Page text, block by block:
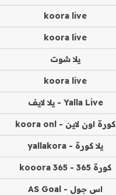
koora live
koora live
يلا شوت
koora live
Yalla Live - يلا لايف
كورة اون لاين - koora onl
يلا كورة - yallakora
كورة 365 - kooora 365
اس جول - AS Goal